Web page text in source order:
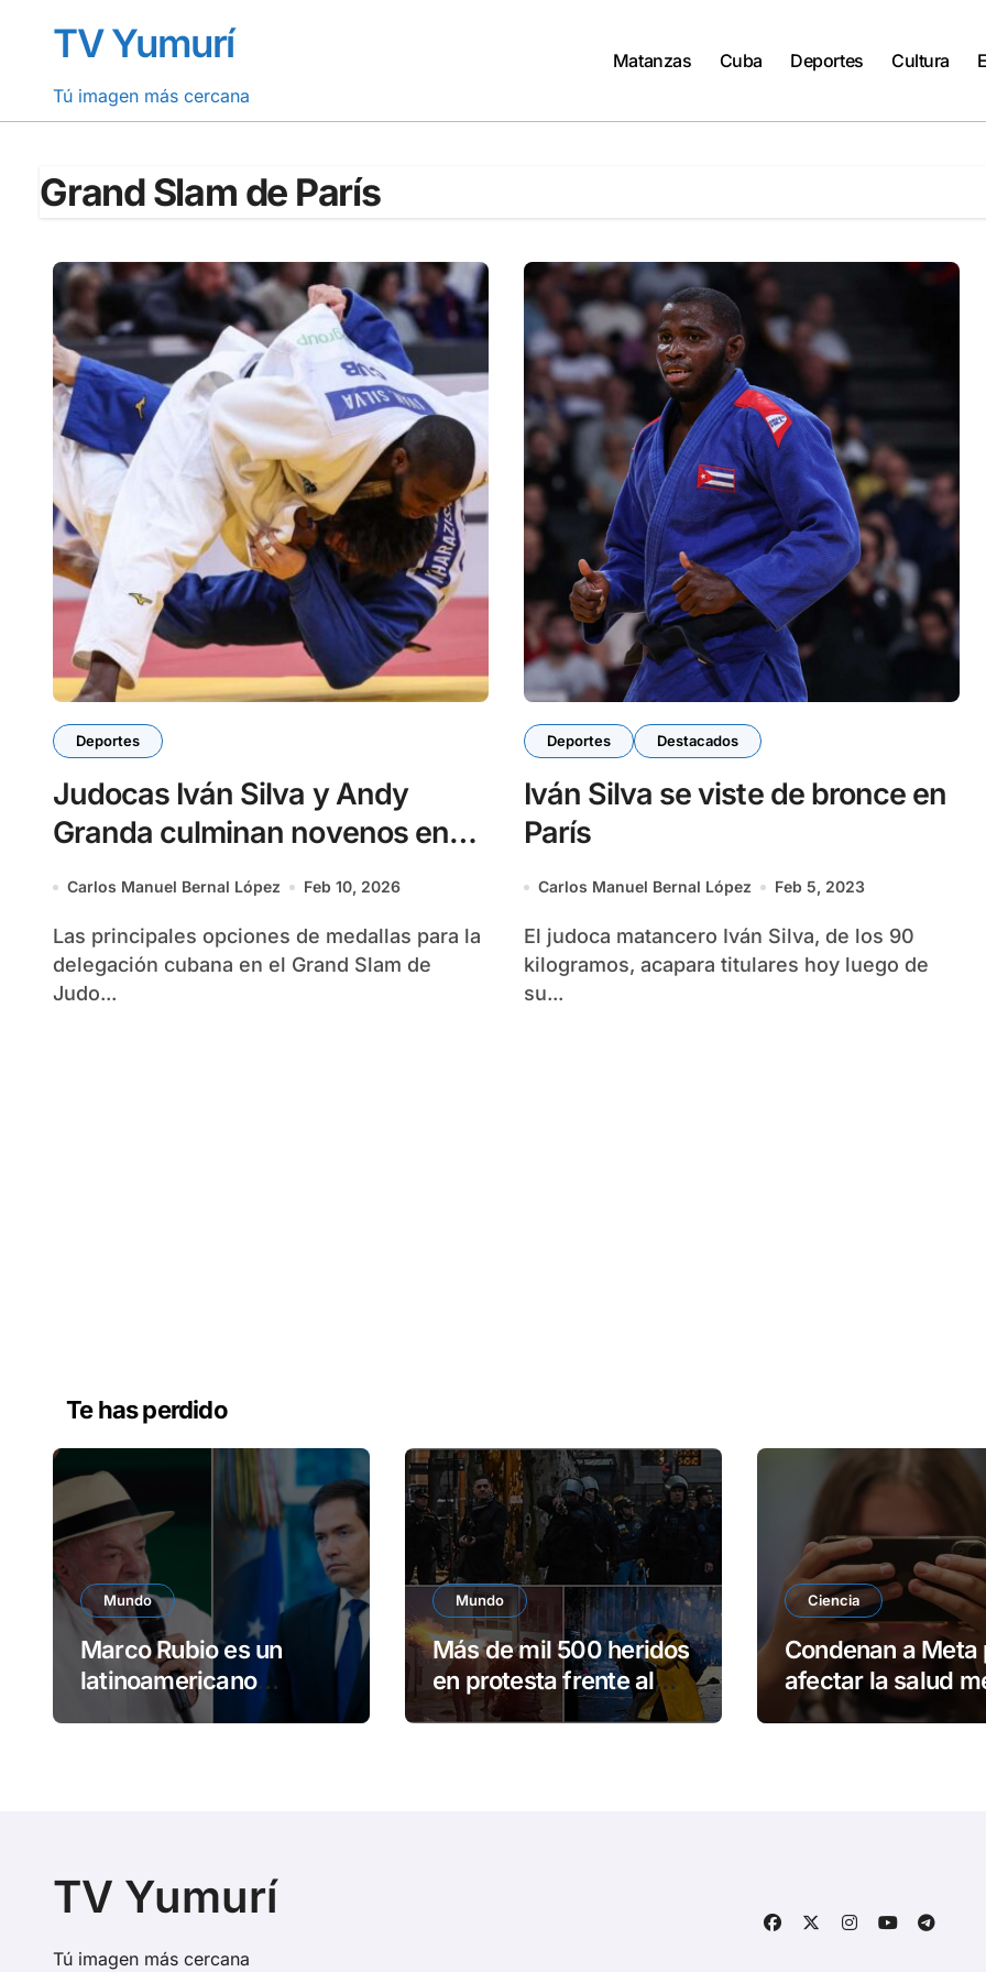
contenidoTV Yumurí
Tú imagen más cercana
Matanzas Cuba Deportes Cultura
Grand Slam de París
Deportes
Judocas Iván Silva y Andy
Granda culminan novenos en
Grand Slam de París 2026
Carlos Manuel Bernal López Feb 10, 2026
Las principales opciones de medallas para la
delegación cubana en el Grand Slam de
Judo...
Deportes Destacados
Iván Silva se viste de bronce en
París
Carlos Manuel Bernal López Feb 5, 2023
El judoca matancero Iván Silva, de los 90
kilogramos, acapara titulares hoy luego de
su...
Te has perdido
Mundo
Marco Rubio es un
latinoamericano
frustrado, afirma Lula
Mundo
Más de mil 500 heridos
en protesta frente al
Congreso argentino
Ciencia
Condenan a Meta
afectar la salud
de adolescentes
TV Yumurí
Tú imagen más cercana